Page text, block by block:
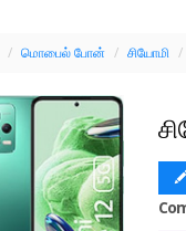
/ மொபைல் போன் / சியோமி /